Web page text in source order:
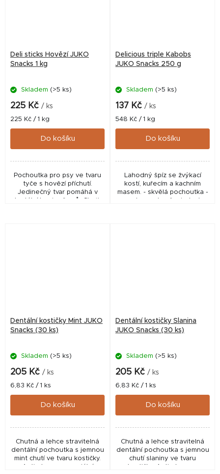
Deli sticks Hovězí JUKO
Snacks 1 kg
Skladem (>5 ks)
225 Kč / ks
Měrná
225 Kč / 1 kg
Do košíku
Pochoutka pro psy ve tvaru
tyče s hovězí příchutí.
Jedinečný tvar pomáhá v
dentální hygieně psů. Chuť a
Delicious triple Kabobs
JUKO Snacks 250 g
Skladem (>5 ks)
137 Kč / ks
Měrná
548 Kč / 1 kg
Do košíku
Lahodný špíz se žvýkací
kostí, kuřecím a kachním
masem. - skvělá pochoutka -
snadno se kouše, je tedy
Dentální kostičky Mint JUKO
Snacks (30 ks)
Skladem (>5 ks)
205 Kč / ks
Měrná
cena:
6,83 Kč / 1 ks
Do košíku
Chutná a lehce stravitelná
dentální pochoutka s jemnou
mint chutí ve tvaru kostičky.
Anti-plaque - speciální
Dentální kostičky Slanina
JUKO Snacks (30 ks)
Skladem (>5 ks)
205 Kč / ks
Měrná
cena:
6,83 Kč / 1 ks
Do košíku
Chutná a lehce stravitelná
dentální pochoutka s jemnou
chutí slaniny ve tvaru
kostičky. Anti-plaque -